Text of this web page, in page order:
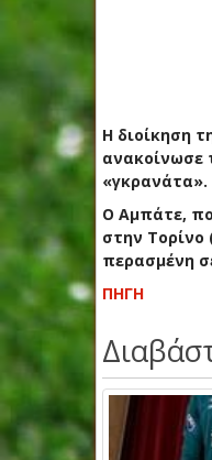
Η διοίκηση
ανακοίνωσε
«γκρανάτα».
Ο Αμπάτε,
στην
περασμένη
ΠΗΓΗ